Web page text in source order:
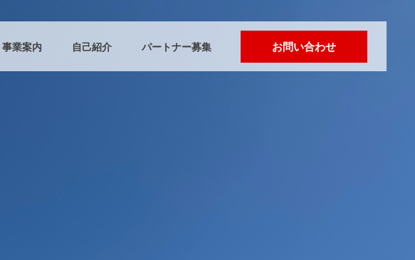
事業案内 自己紹介 パートナー募集 お問い合わせ